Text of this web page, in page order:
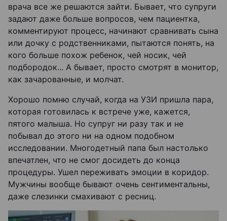
врача все же решаются зайти. Бывает, что супруги
задают даже больше вопросов, чем пациентка,
комментируют процесс, начинают сравнивать сына
или дочку с родственниками, пытаются понять, на
кого больше похож ребенок, чей носик, чей
подбородок... А бывает, просто смотрят в монитор,
как зачарованные, и молчат.
Хорошо помню случай, когда на УЗИ пришла пара,
которая готовилась к встрече уже, кажется,
пятого малыша. Но супруг ни разу так и не
побывал до этого ни на одном подобном
исследовании. Многодетный папа был настолько
впечатлен, что не смог досидеть до конца
процедуры. Ушел переживать эмоции в коридор.
Мужчины вообще бывают очень сентиментальны,
даже слезинки смахивают с ресниц.